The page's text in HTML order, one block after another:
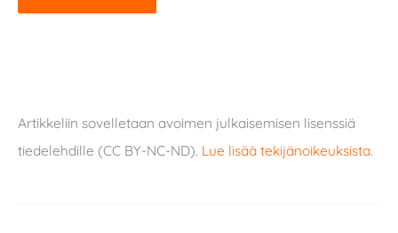
Artikkeliin sovelletaan avoimen julkaisemisen lisenssiä
tiedelehdille (CC BY-NC-ND). Lue lisää tekijänoikeuksista.